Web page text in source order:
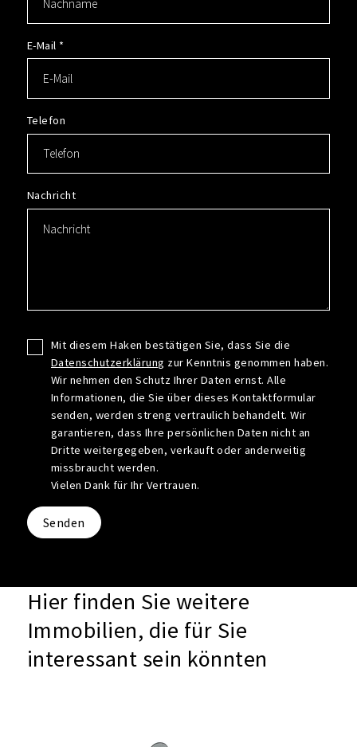
E-Mail *
Telefon
Nachricht
Mit diesem Haken bestätigen Sie, dass Sie die
Datenschutzerklärung zur Kenntnis genommen haben.
Wir nehmen den Schutz Ihrer Daten ernst. Alle
Informationen, die Sie über dieses Kontaktformular
senden, werden streng vertraulich behandelt. Wir
garantieren, dass Ihre persönlichen Daten nicht an
Dritte weitergegeben, verkauft oder anderweitig
missbraucht werden.
Vielen Dank für Ihr Vertrauen.
Senden
Hier finden Sie weitere
Immobilien, die für Sie
interessant sein könnten